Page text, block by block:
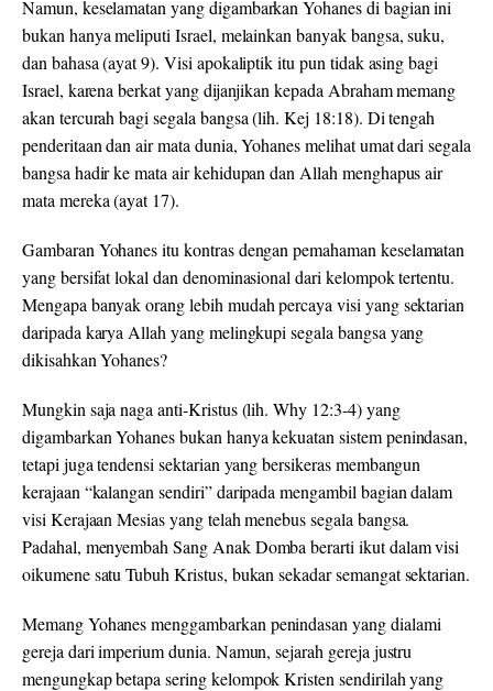
Namun, keselamatan yang digambarkan Yohanes di bagian ini
bukan hanya meliputi Israel, melainkan banyak bangsa, suku,
dan bahasa (ayat 9). Visi apokaliptik itu pun tidak asing bagi
Israel, karena berkat yang dijanjikan kepada Abraham memang
akan tercurah bagi segala bangsa (lih. Kej 18:18). Di tengah
penderitaan dan air mata dunia, Yohanes melihat umat dari segala
bangsa hadir ke mata air kehidupan dan Allah menghapus air
mata mereka (ayat 17).
Gambaran Yohanes itu kontras dengan pemahaman keselamatan
yang bersifat lokal dan denominasional dari kelompok tertentu.
Mengapa banyak orang lebih mudah percaya visi yang sektarian
daripada karya Allah yang melingkupi segala bangsa yang
dikisahkan Yohanes?
Mungkin saja naga anti-Kristus (lih. Why 12:3-4) yang
digambarkan Yohanes bukan hanya kekuatan sistem penindasan,
tetapi juga tendensi sektarian yang bersikeras membangun
kerajaan “kalangan sendiri” daripada mengambil bagian dalam
visi Kerajaan Mesias yang telah menebus segala bangsa.
Padahal, menyembah Sang Anak Domba berarti ikut dalam visi
oikumene satu Tubuh Kristus, bukan sekadar semangat sektarian.
Memang Yohanes menggambarkan penindasan yang dialami
gereja dari imperium dunia. Namun, sejarah gereja justru
mengungkap betapa sering kelompok Kristen sendirilah yang